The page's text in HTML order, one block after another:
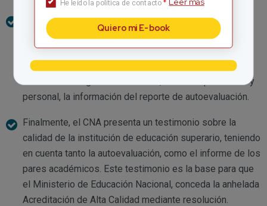
He leído la política de contacto *
Quiero mi E-book
Cuando ya esté lista la autoevaluación, el Consejo
Nacional de Acreditación selecciona docentes de otras
instituciones, llamados pares académicos. Estas
personas deben tener amplia experiencia en el tema, y
serán las encargadas de verificar, de forma presencial y
personal, la información del reporte de autoevaluación.
Finalmente, el CNA presenta un testimonio sobre la
calidad de la institución de educación superario, teniendo
en cuenta tanto la autoevaluación, como el informe de los
pares académicos. Este testimonio es la base para que
el Ministerio de Educación Nacional, conceda la anhelada
Acreditación de Alta Calidad mediante resolución.